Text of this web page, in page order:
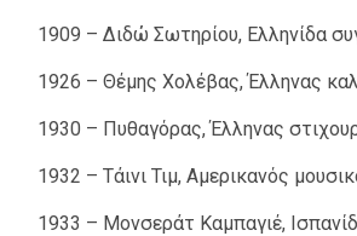
1909 – Διδώ Σωτηρίου, Ελληνίδα
1926 – Θέμης Χολέβας, Έλληνας
1930 – Πυθαγόρας, Έλληνας
1932 – Τάινι Τιμ, Αμερικανός
1933 – Μονσεράτ Καμπαγιέ,